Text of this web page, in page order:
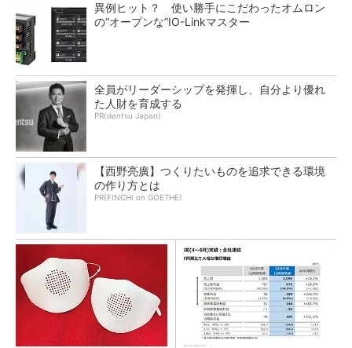
異例ヒット？ 使い勝手にこだわったオムロン
の“オープンな”IO-Linkマスター
全員がリーダーシップを発揮し、自分より優れ
た人財を育成する
PR(dentsu Japan)
【西野亮廣】つくりたいものを追求できる環境
の作り方とは
PR(FINCHI on GOETHE)